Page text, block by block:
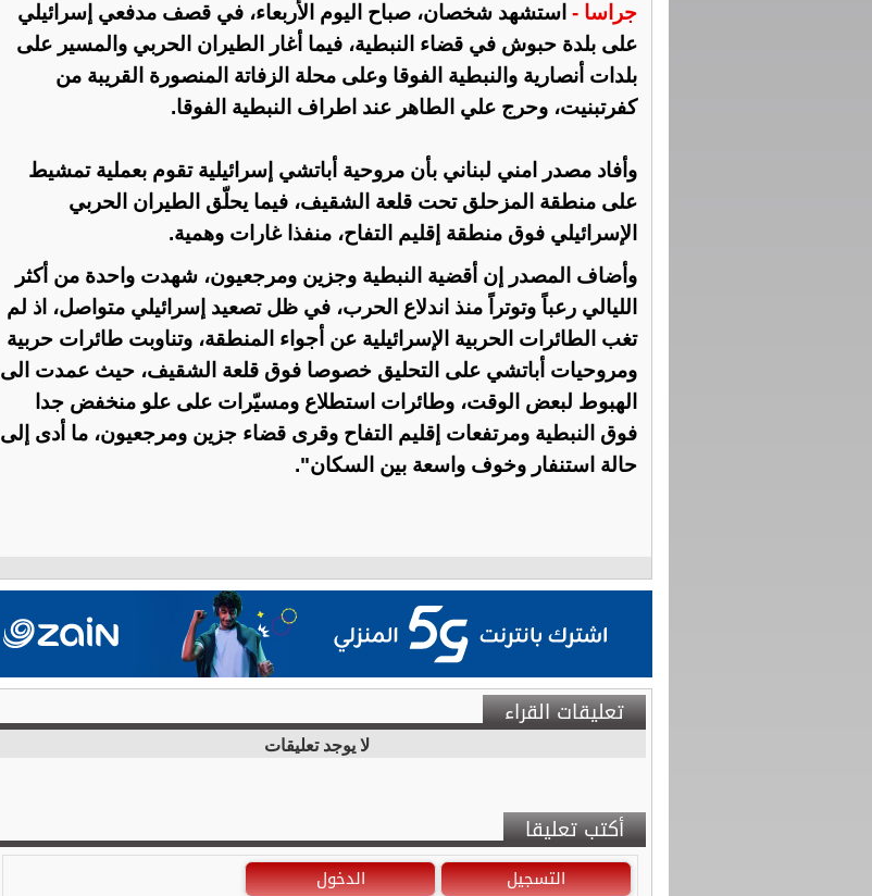
جراسا - استشهد شخصان، صباح اليوم الأربعاء، في قصف مدفعي إسرائيلي
على بلدة حبوش في قضاء النبطية، فيما أغار الطيران الحربي والمسير على
بلدات أنصارية والنبطية الفوقا وعلى محلة الزفاتة المنصورة القريبة من
كفرتبنيت، وحرج علي الطاهر عند اطراف النبطية الفوقا.
وأفاد مصدر امني لبناني بأن مروحية أباتشي إسرائيلية تقوم بعملية تمشيط
على منطقة المزحلق تحت قلعة الشقيف، فيما يحلّق الطيران الحربي
الإسرائيلي فوق منطقة إقليم التفاح، منفذا غارات وهمية.
وأضاف المصدر إن أقضية النبطية وجزين ومرجعيون، شهدت واحدة من أكثر
الليالي رعباً وتوتراً منذ اندلاع الحرب، في ظل تصعيد إسرائيلي متواصل، اذ لم
تغب الطائرات الحربية الإسرائيلية عن أجواء المنطقة، وتناوبت طائرات حربية
ومروحيات أباتشي على التحليق خصوصا فوق قلعة الشقيف، حيث عمدت الى
الهبوط لبعض الوقت، وطائرات استطلاع ومسيّرات على علو منخفض جدا
فوق النبطية ومرتفعات إقليم التفاح وقرى قضاء جزين ومرجعيون، ما أدى إلى
حالة استنفار وخوف واسعة بين السكان".
تعليقات القراء
لا يوجد تعليقات
أكتب تعليقا
التسجيل الدخول